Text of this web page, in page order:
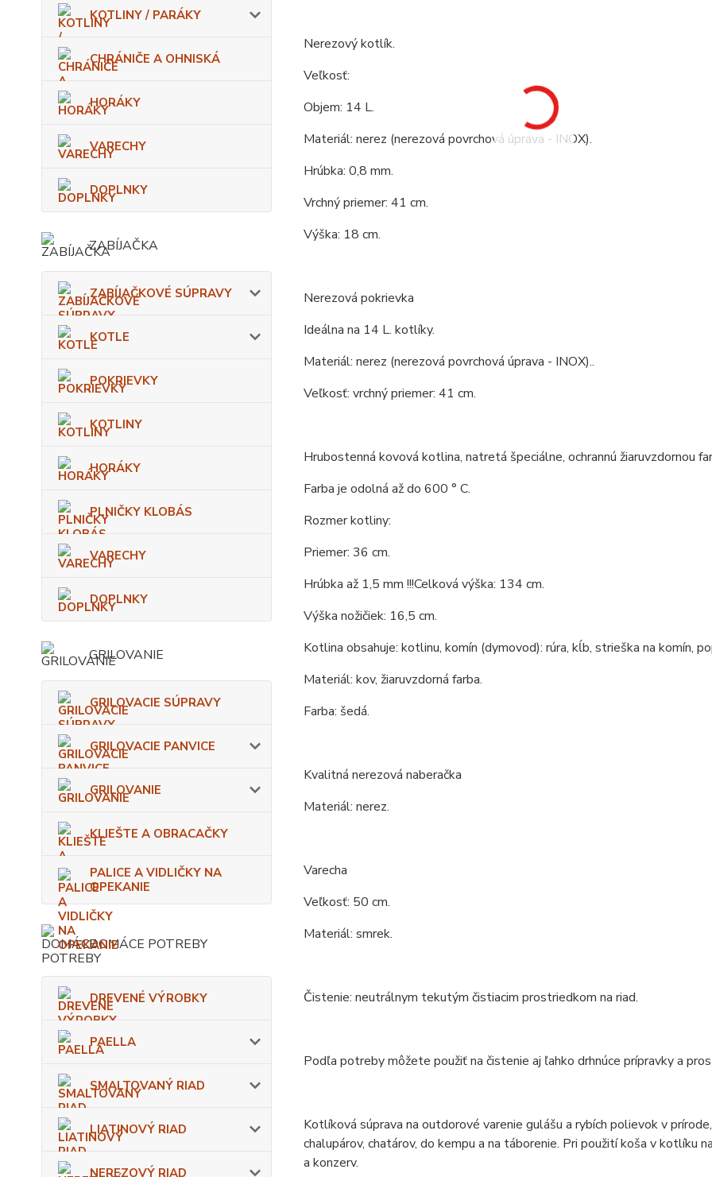
KOTLINY / PARÁKY
CHRÁNIČE A OHNISKÁ
HORÁKY
VARECHY
DOPLNKY
ZABÍJAČKA
ZABÍJAČKOVÉ SÚPRAVY
KOTLE
POKRIEVKY
KOTLINY
HORÁKY
PLNIČKY KLOBÁS
VARECHY
DOPLNKY
GRILOVANIE
GRILOVACIE SÚPRAVY
GRILOVACIE PANVICE
GRILOVANIE
KLIEŠTE A OBRACAČKY
PALICE A VIDLIČKY NA
OPEKANIE
DOMÁCE POTREBY
DREVENÉ VÝROBKY
PAELLA
SMALTOVANÝ RIAD
LIATINOVÝ RIAD
NEREZOVÝ RIAD
Nerezový kotlík.
Veľkosť:
Objem: 14 L.
Materiál: nerez (nerezová povrchová úprava - INOX).
Hrúbka: 0,8 mm.
Vrchný priemer: 41 cm.
Výška: 18 cm.
Nerezová pokrievka
Ideálna na 14 L. kotlíky.
Materiál: nerez (nerezová povrchová úprava - INOX)..
Veľkosť: vrchný priemer: 41 cm.
Hrubostenná kovová kotlina, natretá špeciálne, ochrannú žiaruvzdornou
Farba je odolná až do 600 ° C.
Rozmer kotliny:
Priemer: 36 cm.
Hrúbka až 1,5 mm !!!Celková výška: 134 cm.
Výška nožičiek: 16,5 cm.
Kotlina obsahuje: kotlinu, komín (dymovod): rúra, kĺb, strieška na komín,
Materiál: kov, žiaruvzdorná farba.
Farba: šedá.
Kvalitná nerezová naberačka
Materiál: nerez.
Varecha
Veľkosť: 50 cm.
Materiál: smrek.
Čistenie: neutrálnym tekutým čistiacim prostriedkom na riad.
Podľa potreby môžete použiť na čistenie aj ľahko drhnúce prípravky a
Kotlíková súprava na outdorové varenie gulášu a rybích polievok v
chalupárov, chatárov, do kempu a na táborenie. Pri použití koša v kotlíku
a konzerv.